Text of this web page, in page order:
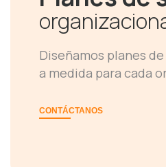
Diseñamos planes
a medida para cada
CONTÁCTANOS